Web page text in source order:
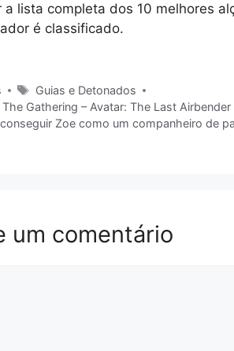
a lista completa dos 10 melhores
é classificado.
Tags
Guias e Detonados
Gathering – Avatar: The Last
Zoe como um companheiro de
um comentário